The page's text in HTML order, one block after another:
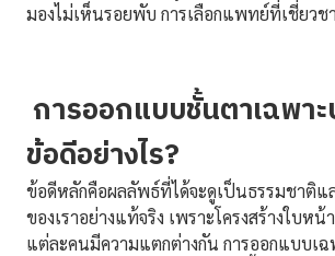
มองไม่เห็นรอยพับ การเลือกแพทย์ที่เชี่ยว
การออกแบบชั้นตาเฉพา
ข้อดีอย่างไร?
ข้อดีหลักคือผลลัพธ์ที่ได้จะดูเป็นธรรมชาติแ
ของเราอย่างแท้จริง เพราะโครงสร้างใบหน้
แต่ละคนมีความแตกต่างกัน การออกแบบเฉ